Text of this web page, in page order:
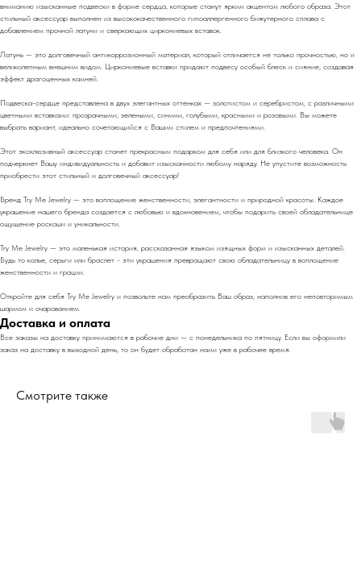
вниманию изысканные подвески в форме сердца, которые станут ярким акцентом любого образа. Этот
стильный аксессуар выполнен из высококачественного гипоаллергенного бижутерного сплава с
добавлением прочной латуни и сверкающих циркониевых вставок.
Латунь — это долговечный антикоррозионный материал, который отличается не только прочностью, но и
великолепным внешним видом. Циркониевые вставки придают подвесу особый блеск и сияние, создавая
эффект драгоценных камней.
Подвеска-сердце представлена в двух элегантных оттенках — золотистом и серебристом, с различными
цветными вставками: прозрачными, зелеными, синими, голубыми, красными и розовыми. Вы можете
выбрать вариант, идеально сочетающийся с Вашим стилем и предпочтениями.
Этот эксклюзивный аксессуар станет прекрасным подарком для себя или для близкого человека. Он
подчеркнет Вашу индивидуальность и добавит изысканности любому наряду. Не упустите возможность
приобрести этот стильный и долговечный аксессуар!
Бренд Try Me Jewelry — это воплощение женственности, элегантности и природной красоты. Каждое
украшение нашего бренда создается с любовью и вдохновением, чтобы подарить своей обладательнице
ощущение роскоши и уникальности.
Try Me Jewelry — это маленькая история, рассказанная языком изящных форм и изысканных деталей.
Будь то колье, серьги или браслет - эти украшения превращают свою обладательницу в воплощение
женственности и грации.
Откройте для себя Try Me Jewelry и позвольте нам преобразить Ваш образ, наполнив его неповторимым
шармом и очарованием.
Доставка и оплата
Все заказы на доставку принимаются в рабочие дни — с понедельника по пятницу. Если вы оформили
заказ на доставку в выходной день, то он будет обработан нами уже в рабочее время.
Смотрите также